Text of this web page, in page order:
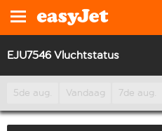
EJU7546 Vluchtstatus
5de aug. Vandaag 7de aug.